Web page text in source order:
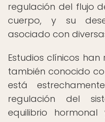
regulación del flujo
cuerpo, y su
asociado con
Estudios clínicos han
también conocido
está
regulación del
equilibrio